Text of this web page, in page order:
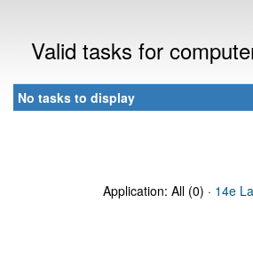
Valid tasks for
No tasks to display
Application: All (0) · 14e